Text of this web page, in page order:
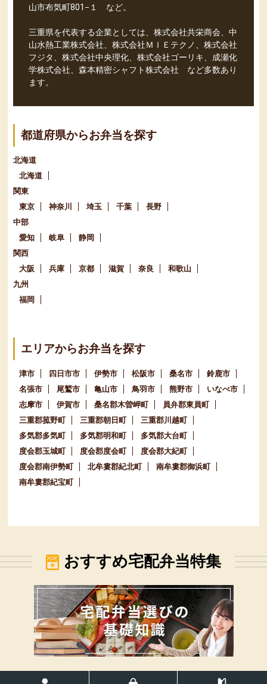
山市布気町801−１ など。
三重県を代表する企業としては、株式会社共栄商会、中
山水熱工業株式会社、株式会社ＭＩＥテクノ、株式会社
フジタ、株式会社中央理化、株式会社ゴーリキ、成瀬化
学株式会社、森本精密シャフト株式会社 など多数あり
ます。
都道府県からお弁当を探す
北海道
北海道
関東
東京
神奈川 埼玉 千葉
長野
中部
愛知
岐阜
静岡
関西
大阪
兵庫 京都 滋賀 奈良
和歌山
九州
福岡
エリアからお弁当を探す
津市 四日市市 伊勢市 松阪市 桑名市
鈴鹿市
名張市
尾鷲市 亀山市 鳥羽市 熊野市
いなべ市
志摩市
伊賀市 桑名郡木曽岬町
員弁郡東員町
三重郡菰野町
三重郡朝日町
三重郡川越町
多気郡多気町
多気郡明和町
多気郡大台町
度会郡玉城町
度会郡度会町
度会郡大紀町
度会郡南伊勢町
北牟婁郡紀北町
南牟婁郡御浜町
南牟婁郡紀宝町
おすすめ宅配弁当特集